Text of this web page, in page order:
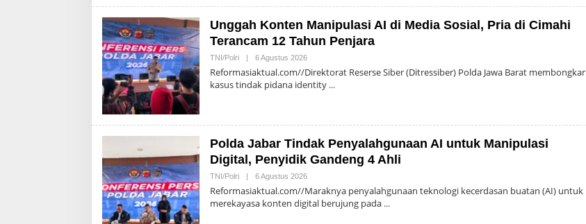
Unggah Konten Manipulasi AI di Media Sosial, Pria di Cimahi
Terancam 12 Tahun Penjara
TNI/Polri | 6 Agustus 2026Oleh
Reformasiaktual.com//Direktorat Reserse Siber (Ditressiber) Polda Jawa Barat membongkar
kasus tindak pidana identity
Polda Jabar Tindak Penyalahgunaan AI untuk Manipulasi
Digital, Penyidik Gandeng 4 Ahli
TNI/Polri | 6 Agustus 2026Oleh
Reformasiaktual.com//Maraknya penyalahgunaan teknologi kecerdasan buatan (AI) untuk
merekayasa konten digital berujung pada